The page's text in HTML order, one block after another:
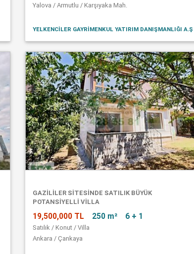
Yalova / Armutlu / Karşıyaka Mah.
YELKENCİLER GAYRİMENKUL YATIRIM DANIŞMANLIĞI A.Ş
GAZİLİLER SİTESİNDE SATILIK BÜYÜK
POTANSİYELLİ VİLLA
19,500,000 TL 250 m² 6 + 1
Satılık / Konut / Villa
Ankara / Çankaya